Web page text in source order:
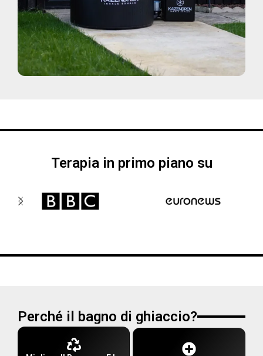
Terapia in primo piano su
Perché il bagno di ghiaccio?